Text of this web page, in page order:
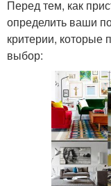
Перед тем, как
определить ваши
критерии, которые
выбор: